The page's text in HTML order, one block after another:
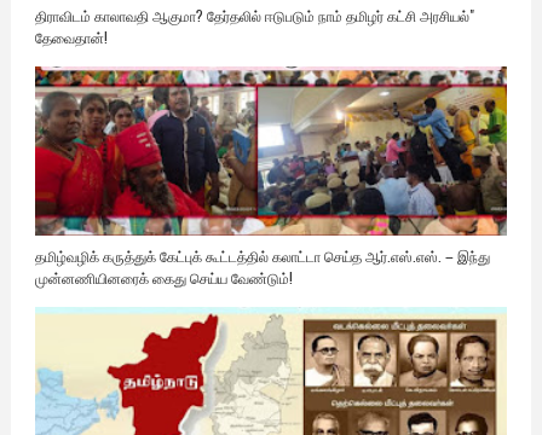
திராவிடம் காலாவதி ஆகுமா? தேர்தலில் ஈடுபடும் நாம் தமிழர் கட்சி அரசியல்"
தேவைதான்!
தமிழ்வழிக் கருத்துக் கேட்புக் கூட்டத்தில் கலாட்டா செய்த ஆர்.எஸ்.எஸ். – இந்து
முன்னணியினரைக் கைது செய்ய வேண்டும்!